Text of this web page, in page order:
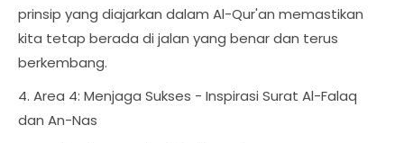
prinsip yang diajarkan dalam Al-Qur'an memastikan
kita tetap berada di jalan yang benar dan terus
berkembang.
4. Area 4: Menjaga Sukses - Inspirasi Surat Al-Falaq
dan An-Nas